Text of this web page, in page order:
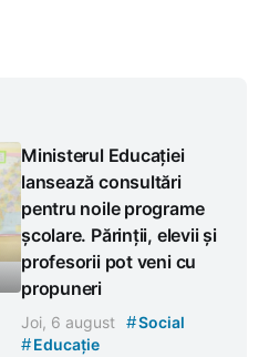
Ministerul Educației
lansează consultări
pentru noile programe
școlare. Părinții, elevii și
profesorii pot veni cu
propuneri
Joi, 6 august #Social
#Educație